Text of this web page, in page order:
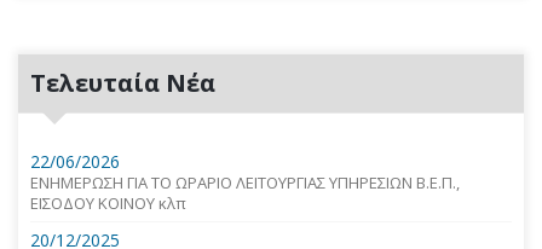
Τελευταία Νέα
22/06/2026
ΕΝΗΜΕΡΩΣΗ ΓΙΑ ΤΟ ΩΡΑΡΙΟ ΛΕΙΤΟΥΡΓΙΑΣ ΥΠΗΡΕΣΙΩΝ Β.Ε.Π.,
ΕΙΣΟΔΟΥ ΚΟΙΝΟΥ κλπ
20/12/2025